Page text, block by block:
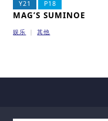
Y21 P18
MAG’S SUMINOE
娱乐 其他